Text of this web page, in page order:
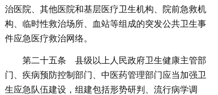
治医院、其他医院和基层医疗卫生机构、院前急救机
构、临时性救治场所、血站等组成的突发公共卫生事
件应急医疗救治网络。
第二十五条 县级以上人民政府卫生健康主管部
门、疾病预防控制部门、中医药管理部门应当加强卫
生应急队伍建设，组建包括形势研判、流行病学调